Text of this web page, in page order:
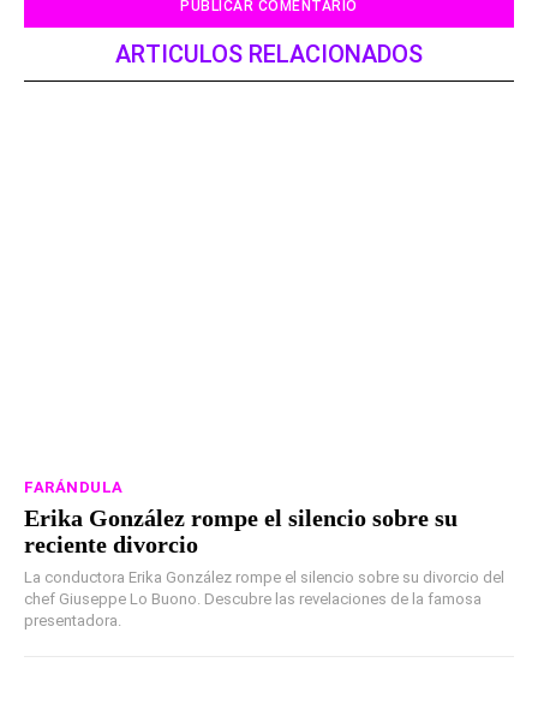
ARTICULOS RELACIONADOS
FARÁNDULA
Erika González rompe el silencio sobre su
reciente divorcio
La conductora Erika González rompe el silencio sobre su divorcio del
chef Giuseppe Lo Buono. Descubre las revelaciones de la famosa
presentadora.